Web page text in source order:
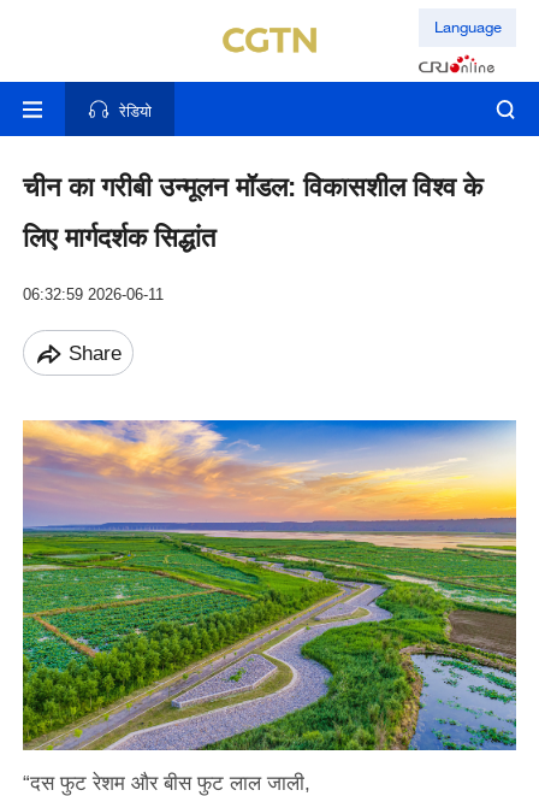
Language
रेडियो
चीन का गरीबी उन्मूलन मॉडल: विकासशील विश्व के
लिए मार्गदर्शक सिद्धांत
06:32:59 2026-06-11
Share
“दस फुट रेशम और बीस फुट लाल जाली,